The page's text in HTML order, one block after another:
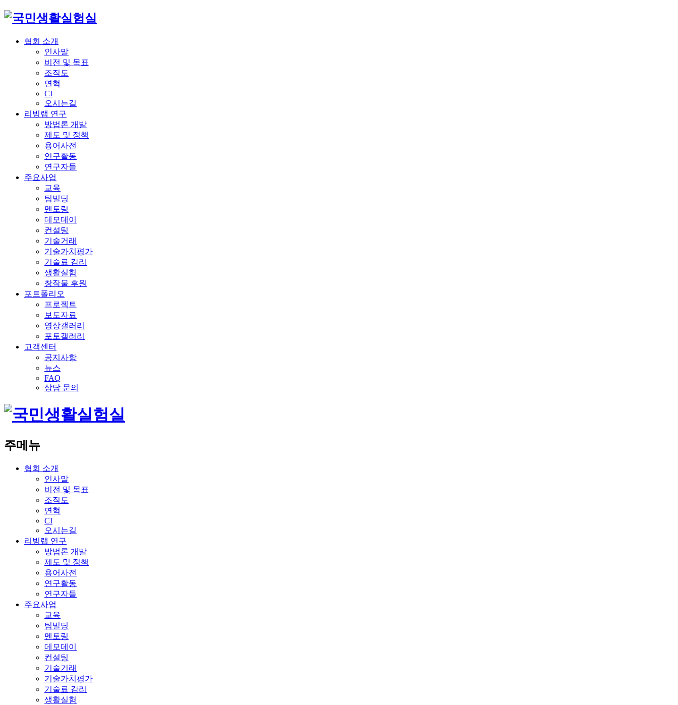
협회 소개
인사말
비전 및 목표
조직도
연혁
CI
오시는길
리빙랩 연구
방법론 개발
제도 및 정책
용어사전
연구활동
연구자들
주요사업
교육
팀빌딩
멘토링
데모데이
컨설팅
기술거래
기술가치평가
기술료 감리
생활실험
창작물 후원
포트폴리오
프로젝트
보도자료
영상갤러리
포토갤러리
고객센터
공지사항
뉴스
FAQ
상담 문의
주메뉴
협회 소개
인사말
비전 및 목표
조직도
연혁
CI
오시는길
리빙랩 연구
방법론 개발
제도 및 정책
용어사전
연구활동
연구자들
주요사업
교육
팀빌딩
멘토링
데모데이
컨설팅
기술거래
기술가치평가
기술료 감리
생활실험